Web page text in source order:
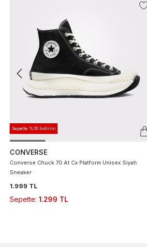
Sepette %35 İndirim
CONVERSE
Converse Chuck 70 At Cx Platform Unisex Siyah
Sneaker
1.999 TL
Sepette: 1.299 TL